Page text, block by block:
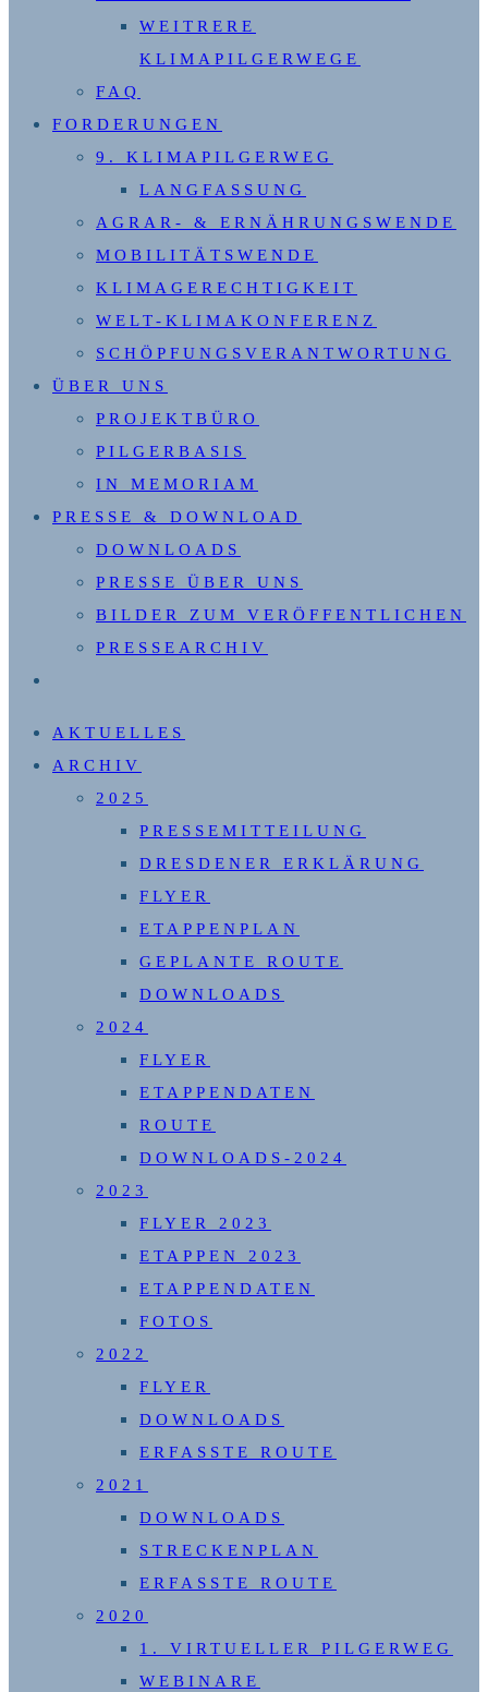
WEITRERE
KLIMAPILGERWEGE
FAQ
FORDERUNGEN
9. KLIMAPILGERWEG
LANGFASSUNG
AGRAR- & ERNÄHRUNGSWENDE
MOBILITÄTSWENDE
KLIMAGERECHTIGKEIT
WELT-KLIMAKONFERENZ
SCHÖPFUNGSVERANTWORTUNG
ÜBER UNS
PROJEKTBÜRO
PILGERBASIS
IN MEMORIAM
PRESSE & DOWNLOAD
DOWNLOADS
PRESSE ÜBER UNS
BILDER ZUM VERÖFFENTLICHEN
PRESSEARCHIV
UMSCHALTEN
AKTUELLES
ARCHIV
2025
PRESSEMITTEILUNG
DRESDENER ERKLÄRUNG
FLYER
ETAPPENPLAN
GEPLANTE ROUTE
DOWNLOADS
2024
FLYER
ETAPPENDATEN
ROUTE
DOWNLOADS-2024
2023
FLYER 2023
ETAPPEN 2023
ETAPPENDATEN
FOTOS
2022
FLYER
DOWNLOADS
ERFASSTE ROUTE
2021
DOWNLOADS
STRECKENPLAN
ERFASSTE ROUTE
2020
1. VIRTUELLER PILGERWEG
WEBINARE